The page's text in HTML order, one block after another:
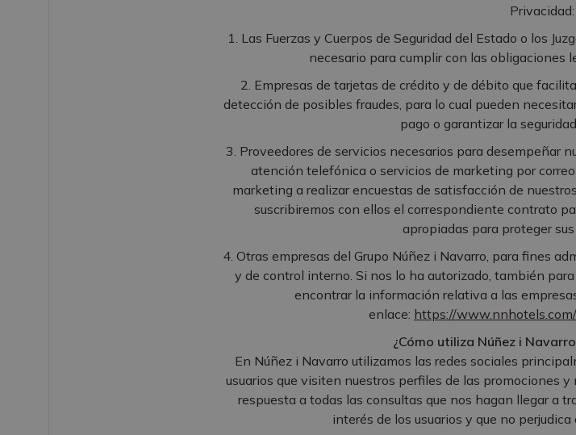
Privacidad:
1. Las Fuerzas y Cuerpos de Seguridad del Estado o los
necesario para cumplir con las obligaciones
2. Empresas de tarjetas de crédito y de débito que
detección de posibles fraudes, para lo cual pueden
pago o garantizar la
3. Proveedores de servicios necesarios para desempeñar
atención telefónica o servicios de marketing por
marketing a realizar encuestas de satisfacción de
suscribiremos con ellos el correspondiente contrato
apropiadas para proteger
4. Otras empresas del Grupo Núñez i Navarro, para fines
y de control interno. Si nos lo ha autorizado, también
encontrar la información relativa a las
enlace: https://
¿Cómo utiliza Núñez i
En Núñez i Navarro utilizamos las redes sociales
usuarios que visiten nuestros perfiles de las promociones
respuesta a todas las consultas que nos hagan llegar a
interés de los usuarios y que no